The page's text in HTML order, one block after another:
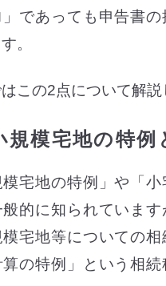
」であっても申告書
。
この2点について解説
規模宅地の特例
模宅地の特例」や「
的に知られています
模宅地等についての
の特例」という相